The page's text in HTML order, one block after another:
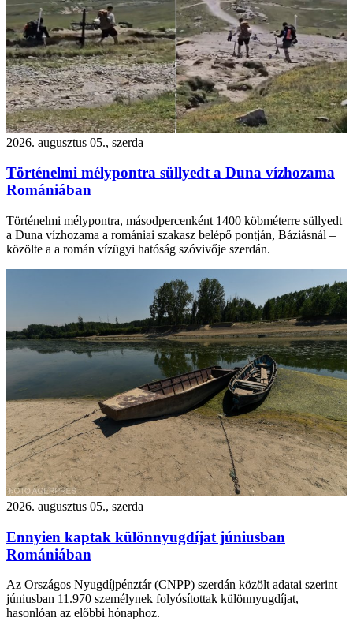
2026. augusztus 05., szerda
Történelmi mélypontra süllyedt a Duna vízhozama
Romániában
Történelmi mélypontra, másodpercenként 1400 köbméterre süllyedt
a Duna vízhozama a romániai szakasz belépő pontján, Báziásnál –
közölte a a román vízügyi hatóság szóvivője szerdán.
2026. augusztus 05., szerda
Ennyien kaptak különnyugdíjat júniusban
Romániában
Az Országos Nyugdíjpénztár (CNPP) szerdán közölt adatai szerint
júniusban 11.970 személynek folyósítottak különnyugdíjat,
hasonlóan az előbbi hónaphoz.